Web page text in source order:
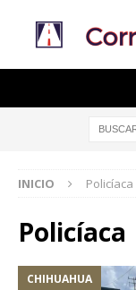
INICIO Policíaca
Policíaca
CHIHUAHUA